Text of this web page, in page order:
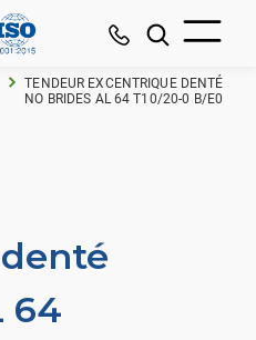
TENDEUR EXCENTRIQUE DENTÉ
NO BRIDES AL 64 T10/20-0 B/E0
64